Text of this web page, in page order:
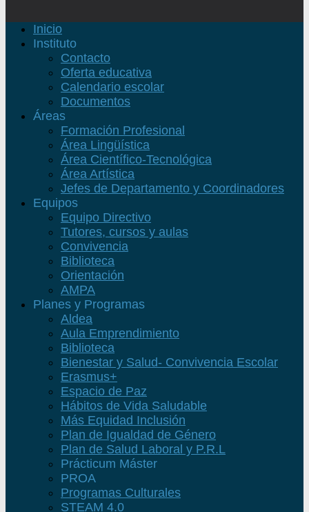
Inicio
Instituto
Contacto
Oferta educativa
Calendario escolar
Documentos
Áreas
Formación Profesional
Área Lingüística
Área Científico-Tecnológica
Área Artística
Jefes de Departamento y Coordinadores
Equipos
Equipo Directivo
Tutores, cursos y aulas
Convivencia
Biblioteca
Orientación
AMPA
Planes y Programas
Aldea
Aula Emprendimiento
Biblioteca
Bienestar y Salud- Convivencia Escolar
Erasmus+
Espacio de Paz
Hábitos de Vida Saludable
Más Equidad Inclusión
Plan de Igualdad de Género
Plan de Salud Laboral y P.R.L
Prácticum Máster
PROA
Programas Culturales
STEAM 4.0